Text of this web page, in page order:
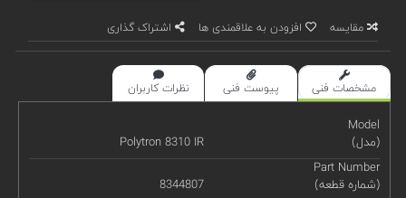
مقایسه افزودن به علاقمندی ها اشتراک گذاری
مشخصات فنی پیوست فنی نظرات کاربران
Model
(مدل)
Polytron 8310 IR
Part Number
(شماره قطعه)
8344807